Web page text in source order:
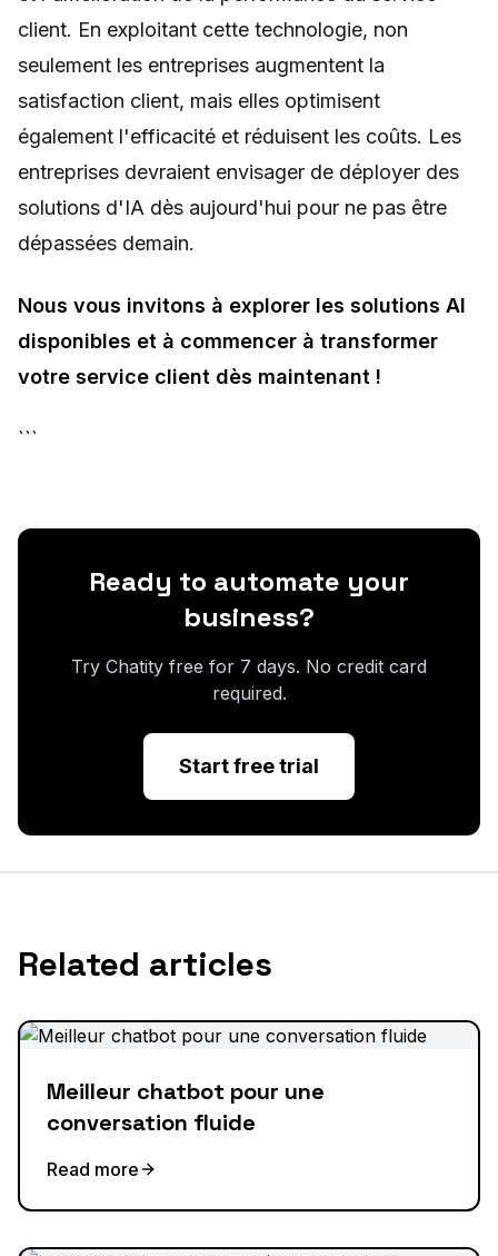
client. En exploitant cette technologie, non
seulement les entreprises augmentent la
satisfaction client, mais elles optimisent
également l'efficacité et réduisent les coûts. Les
entreprises devraient envisager de déployer des
solutions d'IA dès aujourd'hui pour ne pas être
dépassées demain.
Nous vous invitons à explorer les solutions AI
disponibles et à commencer à transformer
votre service client dès maintenant !
```
Ready to automate your
business?
Try Chatity free for 7 days. No credit card
required.
Start free trial
Related articles
Meilleur chatbot pour une
conversation fluide
Read more